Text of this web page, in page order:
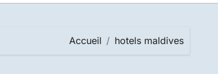
Accueil hotels maldives